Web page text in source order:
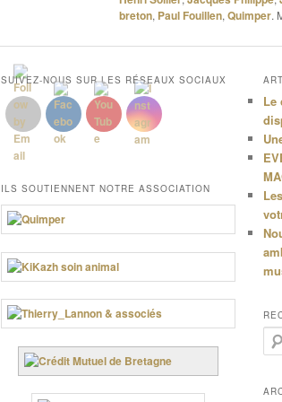
breton, Paul Fouillen, Quimper.
SUIVEZ-NOUS SUR LES RÉSEAUX SOCIAUX
ILS SOUTIENNENT NOTRE ASSOCIATION
Le
e
h